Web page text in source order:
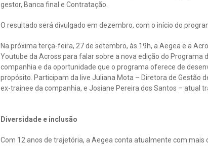
gestor, Banca final e Contratação.
O resultado será divulgado em dezembro, com o início do
Na próxima terça-feira, 27 de setembro, às 19h, a Aegea e a
Youtube da Across para falar sobre a nova edição do Programa
companhia e da oportunidade que o programa oferece de
propósito. Participam da live Juliana Mota – Diretora de Gestão
ex-trainee da companhia, e Josiane Pereira dos Santos – atual
Diversidade e inclusão
Com 12 anos de trajetória, a Aegea conta atualmente com